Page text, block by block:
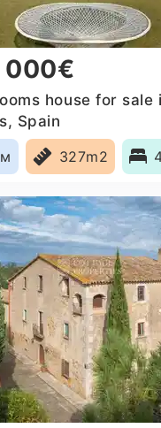
000€
house for sale
Spain
327m2